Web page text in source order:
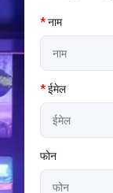
*नाम
*ईमेल
फोन